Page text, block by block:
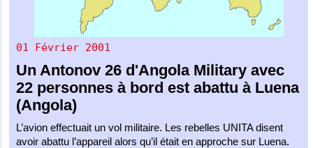
01 Février 2001
Un Antonov 26 d'Angola Military avec
22 personnes à bord est abattu à Luena
(Angola)
L’avion effectuait un vol militaire. Les rebelles UNITA disent
avoir abattu l’appareil alors qu’il était en approche sur Luena.